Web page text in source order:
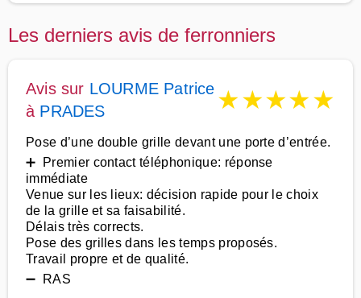
Les derniers avis de ferronniers
Avis sur LOURME Patrice
à PRADES ★★★★★
Pose d’une double grille devant une porte d’entrée.
➕ Premier contact téléphonique: réponse
immédiate
Venue sur les lieux: décision rapide pour le choix
de la grille et sa faisabilité.
Délais très corrects.
Pose des grilles dans les temps proposés.
Travail propre et de qualité.
➖ RAS